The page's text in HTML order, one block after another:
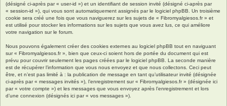
(désigné ci-après par « user-id ») et un identifiant de session invité (désigné ci-après par
« session-id »), qui vous sont automatiquement assignés par le logiciel phpBB. Un troisième
cookie sera créé une fois que vous naviguerez sur les sujets de « Fibromyalgiesos.fr » et
est utilisé pour stocker les informations sur les sujets que vous avez lus, ce qui améliore
votre navigation sur le forum.
Nous pouvons également créer des cookies externes au logiciel phpBB tout en naviguant
sur « Fibromyalgiesos.fr », bien que ceux-ci soient hors de portée du document qui est
prévu pour couvrir seulement les pages créées par le logiciel phpBB. La seconde manière
est de récupérer l’information que vous nous envoyez et que nous collectons. Ceci peut
être, et n’est pas limité à : la publication de message en tant qu’utilisateur invité (désignée
ci-après par « messages invités »), l’enregistrement sur « Fibromyalgiesos.fr » (désignée ici
par « votre compte ») et les messages que vous envoyez après l’enregistrement et lors
d’une connexion (désignés ici par « vos messages »).